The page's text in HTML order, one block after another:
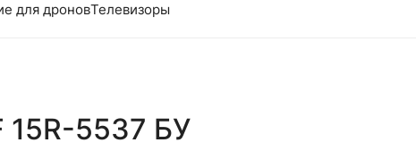
для дроновТелевизоры
15R-5537 БУ